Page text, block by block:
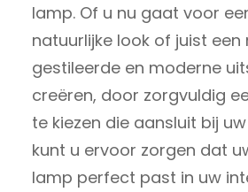
lamp. Of u nu gaat voor
natuurlijke look of juist een
gestileerde en moderne
creëren, door zorgvuldig
te kiezen die aansluit bij
kunt u ervoor zorgen dat
lamp perfect past in uw